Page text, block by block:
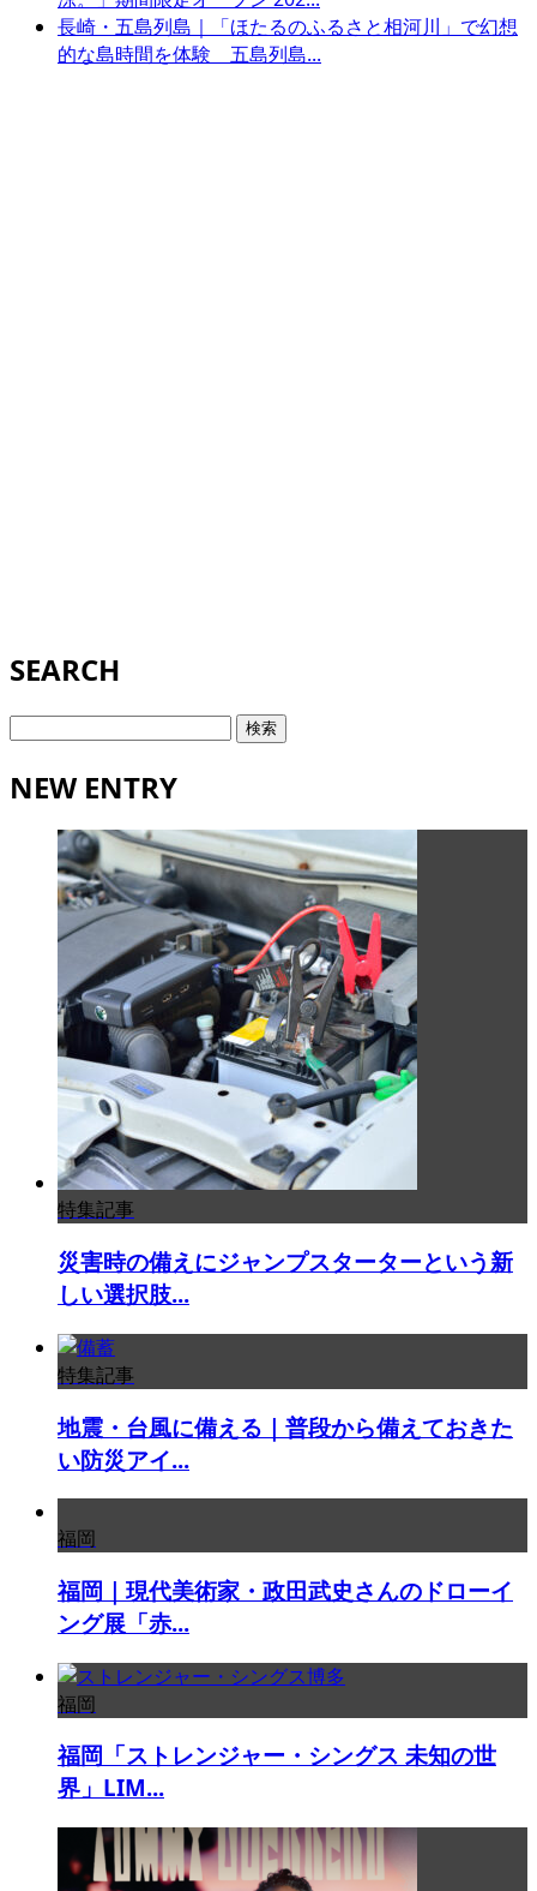
長崎・五島列島｜「ほたるのふるさと相河川」で幻想
的な島時間を体験 五島列島...
SEARCH
検
NEW ENTRY
特集記事
災害時の備えにジャンプスターターという新
しい選択肢...
特集記事
地震・台風に備える｜普段から備えておきた
い防災アイ...
福岡
福岡｜現代美術家・政田武史さんのドローイ
ング展「赤...
福岡
福岡「ストレンジャー・シングス 未知の世
界」LIM...